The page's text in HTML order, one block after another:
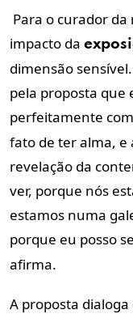
Para o curador
impacto da
dimensão
pela proposta que
perfeitamente
fato de ter alma, e
revelação da
ver, porque nós
estamos numa
porque eu posso
afirma.
A proposta